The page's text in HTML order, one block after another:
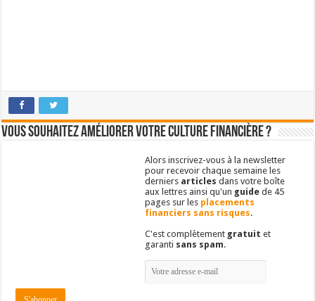
Vous souhaitez améliorer votre culture financière ?
Alors inscrivez-vous à la newsletter
pour recevoir chaque semaine les
derniers articles dans votre boîte
aux lettres ainsi qu'un guide de 45
pages sur les placements
financiers sans risques.
C'est complètement gratuit et
garanti sans spam.